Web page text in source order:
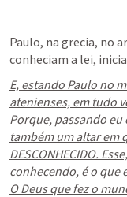
Paulo, na grecia, no
conheciam a lei,
E, estando Paulo no
atenienses, em tudo
Porque, passando eu
também um altar em
DESCONHECIDO.
conhecendo, é o que
O Deus que fez o